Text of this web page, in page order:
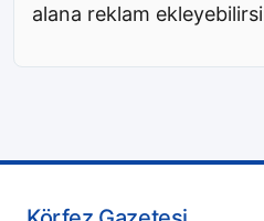
alana reklam